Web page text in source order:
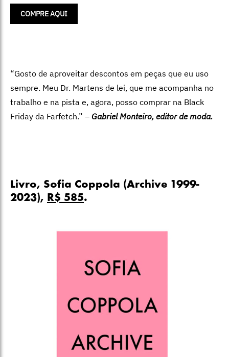
COMPRE AQUI
“Gosto de aproveitar descontos em peças que eu uso
sempre. Meu Dr. Martens de lei, que me acompanha no
trabalho e na pista e, agora, posso comprar na Black
Friday da Farfetch.” – Gabriel Monteiro, editor de moda.
Livro, Sofia Coppola (Archive 1999-
2023), R$ 585.